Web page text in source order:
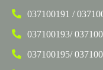
037100191 /
037100193/
037100195/